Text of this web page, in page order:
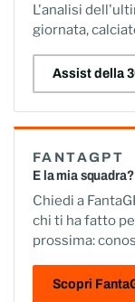
L'analisi
giornata,
Assist della
FANTAGPT
E la mia squadra?
Chiedi a
chi ti ha fatto
prossima:
Scopri